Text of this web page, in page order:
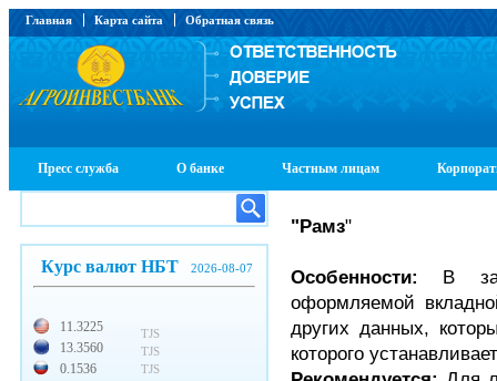
Главная Карта сайта Обратная связь
Пресс служба О банке Частным лицам
Курс валют НБТ 2026-08-07
11.3225
13.3560
0.1536
TJS
TJS
TJS
"Рамз"
Особенности: В
оформляемой
других данных,
которого